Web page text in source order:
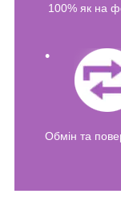
100% як на
Обмін та